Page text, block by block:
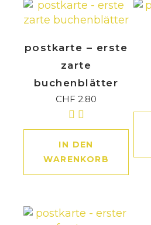
postkarte – erste
zarte
buchenblätter
CHF 2.80
IN DEN
WARENKORB